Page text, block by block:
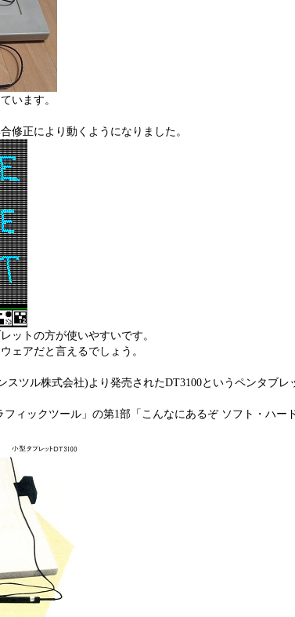
います。
修正により動くようになりました。
ットの方が使いやすいです。
ェアだと言えるでしょう。
ツル株式会社)より発売されたDT3100というペンタブレ
ィックツール」の第1部「こんなにあるぞ ソフト・ハー